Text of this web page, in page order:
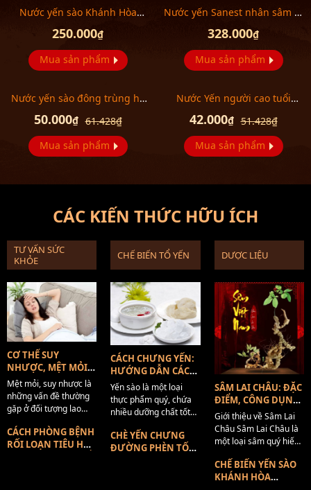
Nước yến sào Khánh Hòa
đường Y182
250.000₫
Mua sản phẩm
Nước yến Sanest nhân sâm (6
328.000₫
Mua sản phẩm
Nước yến sào đông trùng hạ
61.428₫
50.000₫
Mua sản phẩm
Nước Yến người cao tuổi
51.428₫
42.000₫
Mua sản phẩm
CÁC KIẾN THỨC HỮU ÍCH
TƯ VẤN SỨC
KHỎE
CƠ THỂ SUY
NHƯỢC, MỆT MỎI
NÊN ĂN GÌ PHỤC
HỒI NHANH
CHÓNG
Mệt mỏi, suy nhược là
những vấn đề thường
gặp ở đối tượng lao
mức, một số khác do
bệnh lý và tác nhân
CÁCH PHÒNG BỆNH
RỐI LOẠN TIÊU HÓA
CHẾ BIẾN TỔ YẾN
CÁCH CHƯNG YẾN:
HƯỚNG DẪN CÁCH
CHƯNG KHÔNG BỊ
MẤT CHẤT
Yến sào là một loại
thực phẩm quý, chứa
nhiều dưỡng chất tốt
nhiên, cách chế biến
yến cũng rất quan
CHÈ YẾN CHƯNG
ĐƯỜNG PHÈN TỐT
DƯỢC LIỆU
SÂM LAI CHÂU: ĐẶC
ĐIỂM, CÔNG DỤNG,
ĐỊA CHỈ MUA
Giới thiệu về Sâm Lai
Châu Sâm Lai Châu là
một loại sâm quý hiếm
Lai Châu, Việt Nam.
Đây là loại sâm mang
CHẾ BIẾN YẾN SÀO
KHÁNH HÒA